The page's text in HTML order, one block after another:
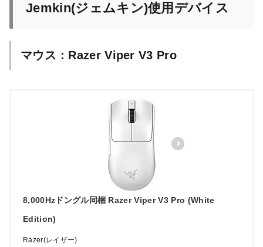
Jemkin(ジェムキン)使用デバイス
マウス：Razer Viper V3 Pro
8,000Hzドングル同梱 Razer Viper V3 Pro (White
Edition)
Razer(レイザー)